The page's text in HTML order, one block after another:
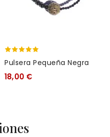
Pulsera Pequeña Negra
18,00 €